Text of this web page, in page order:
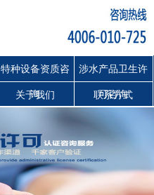
特种设备资质咨
询
涉水产品卫生许
可咨询
关于我们 联系方式